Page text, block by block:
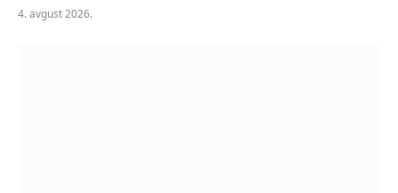
4. avgust 2026.